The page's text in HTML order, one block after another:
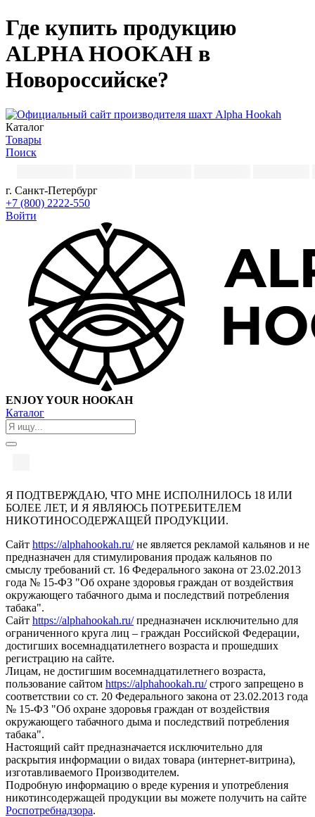
Где купить продукцию
ALPHA HOOKAH в
Новороссийске?
Каталог
Товары
Поиск
г. Санкт-Петербург
+7 (800) 2222-550
Войти
ENJOY YOUR HOOKAH
Каталог
Я ПОДТВЕРЖДАЮ, ЧТО МНЕ ИСПОЛНИЛОСЬ 18 ИЛИ
БОЛЕЕ ЛЕТ, И Я ЯВЛЯЮСЬ ПОТРЕБИТЕЛЕМ
НИКОТИНОСОДЕРЖАЩЕЙ ПРОДУКЦИИ.
Сайт https://alphahookah.ru/не является рекламой кальянов и не
предназначен для стимулирования продаж кальянов по
смыслу требований ст. 16 Федерального закона от 23.02.2013
года № 15-ФЗ "Об охране здоровья граждан от воздействия
окружающего табачного дыма и последствий потребления
табака".
Сайт https://alphahookah.ru/предназначен исключительно для
ограниченного круга лиц – граждан Российской Федерации,
достигших восемнадцатилетнего возраста и прошедших
регистрацию на сайте.
Лицам, не достигшим восемнадцатилетнего возраста,
пользование сайтом https://alphahookah.ru/строго запрещено в
соответствии со ст. 20 Федерального закона от 23.02.2013 года
№ 15-ФЗ "Об охране здоровья граждан от воздействия
окружающего табачного дыма и последствий потребления
табака".
Настоящий сайт предназначается исключительно для
раскрытия информации о видах товара (интернет-витрина),
изготавливаемого Производителем.
Подробную информацию о вреде курения и употребления
никотинсодержащей продукции вы можете получить на сайте
Роспотребнадзора.